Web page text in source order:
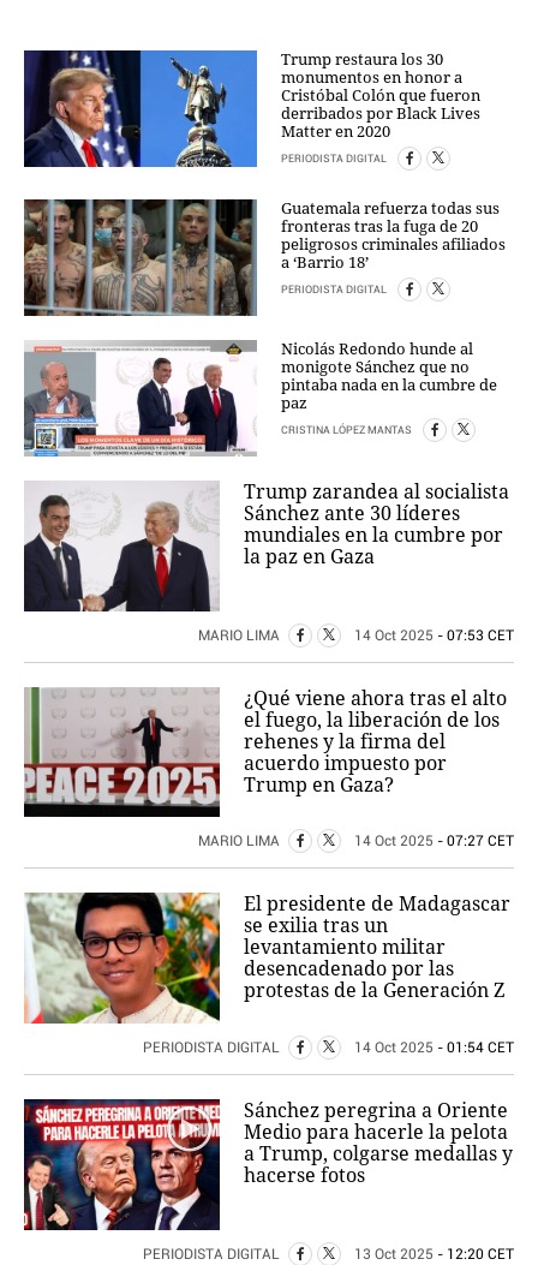
Trump restaura los 30
monumentos en honor a
Cristóbal Colón que fueron
derribados por Black Lives
Matter en 2020
PERIODISTA DIGITAL
Guatemala refuerza todas sus
fronteras tras la fuga de 20
peligrosos criminales afiliados
a ‘Barrio 18’
PERIODISTA DIGITAL
Nicolás Redondo hunde al
monigote Sánchez que no
pintaba nada en la cumbre de
paz
CRISTINA LÓPEZ MANTAS
Trump zarandea al socialista
Sánchez ante 30 líderes
mundiales en la cumbre por
la paz en Gaza
MARIO LIMA 14 Oct 2025 - 07:53 CET
¿Qué viene ahora tras el alto
el fuego, la liberación de los
rehenes y la firma del
acuerdo impuesto por
Trump en Gaza?
MARIO LIMA 14 Oct 2025 - 07:27 CET
El presidente de Madagascar
se exilia tras un
levantamiento militar
desencadenado por las
protestas de la Generación Z
PERIODISTA DIGITAL 14 Oct 2025 - 01:54 CET
Sánchez peregrina a Oriente
Medio para hacerle la pelota
a Trump, colgarse medallas y
hacerse fotos
PERIODISTA DIGITAL 13 Oct 2025 - 12:20 CET